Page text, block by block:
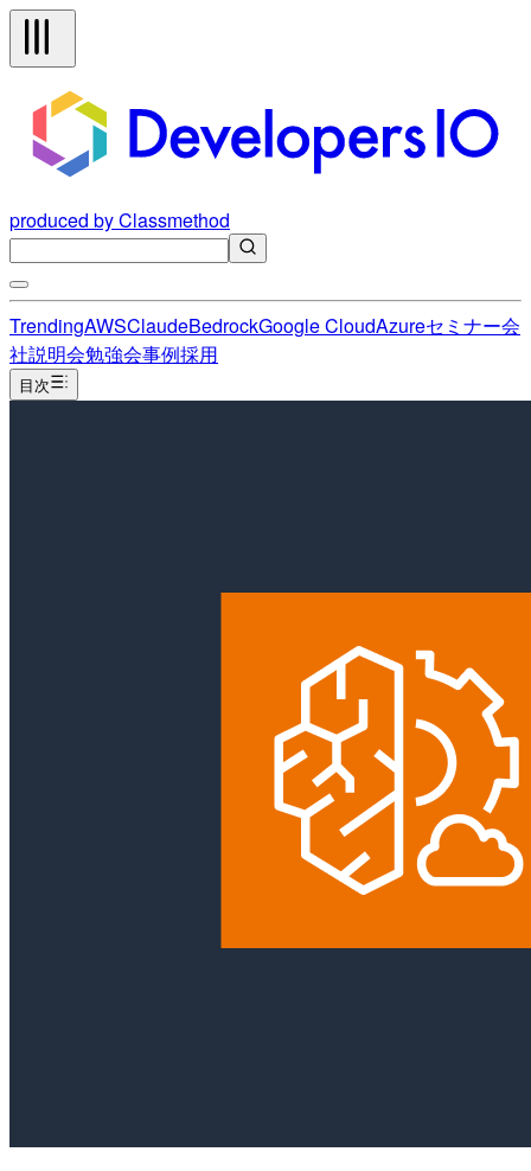
produced by Classmethod
TrendingAWSClaudeBedrockGoogle CloudAzureセミナー会
社説明会勉強会事例採用
目次